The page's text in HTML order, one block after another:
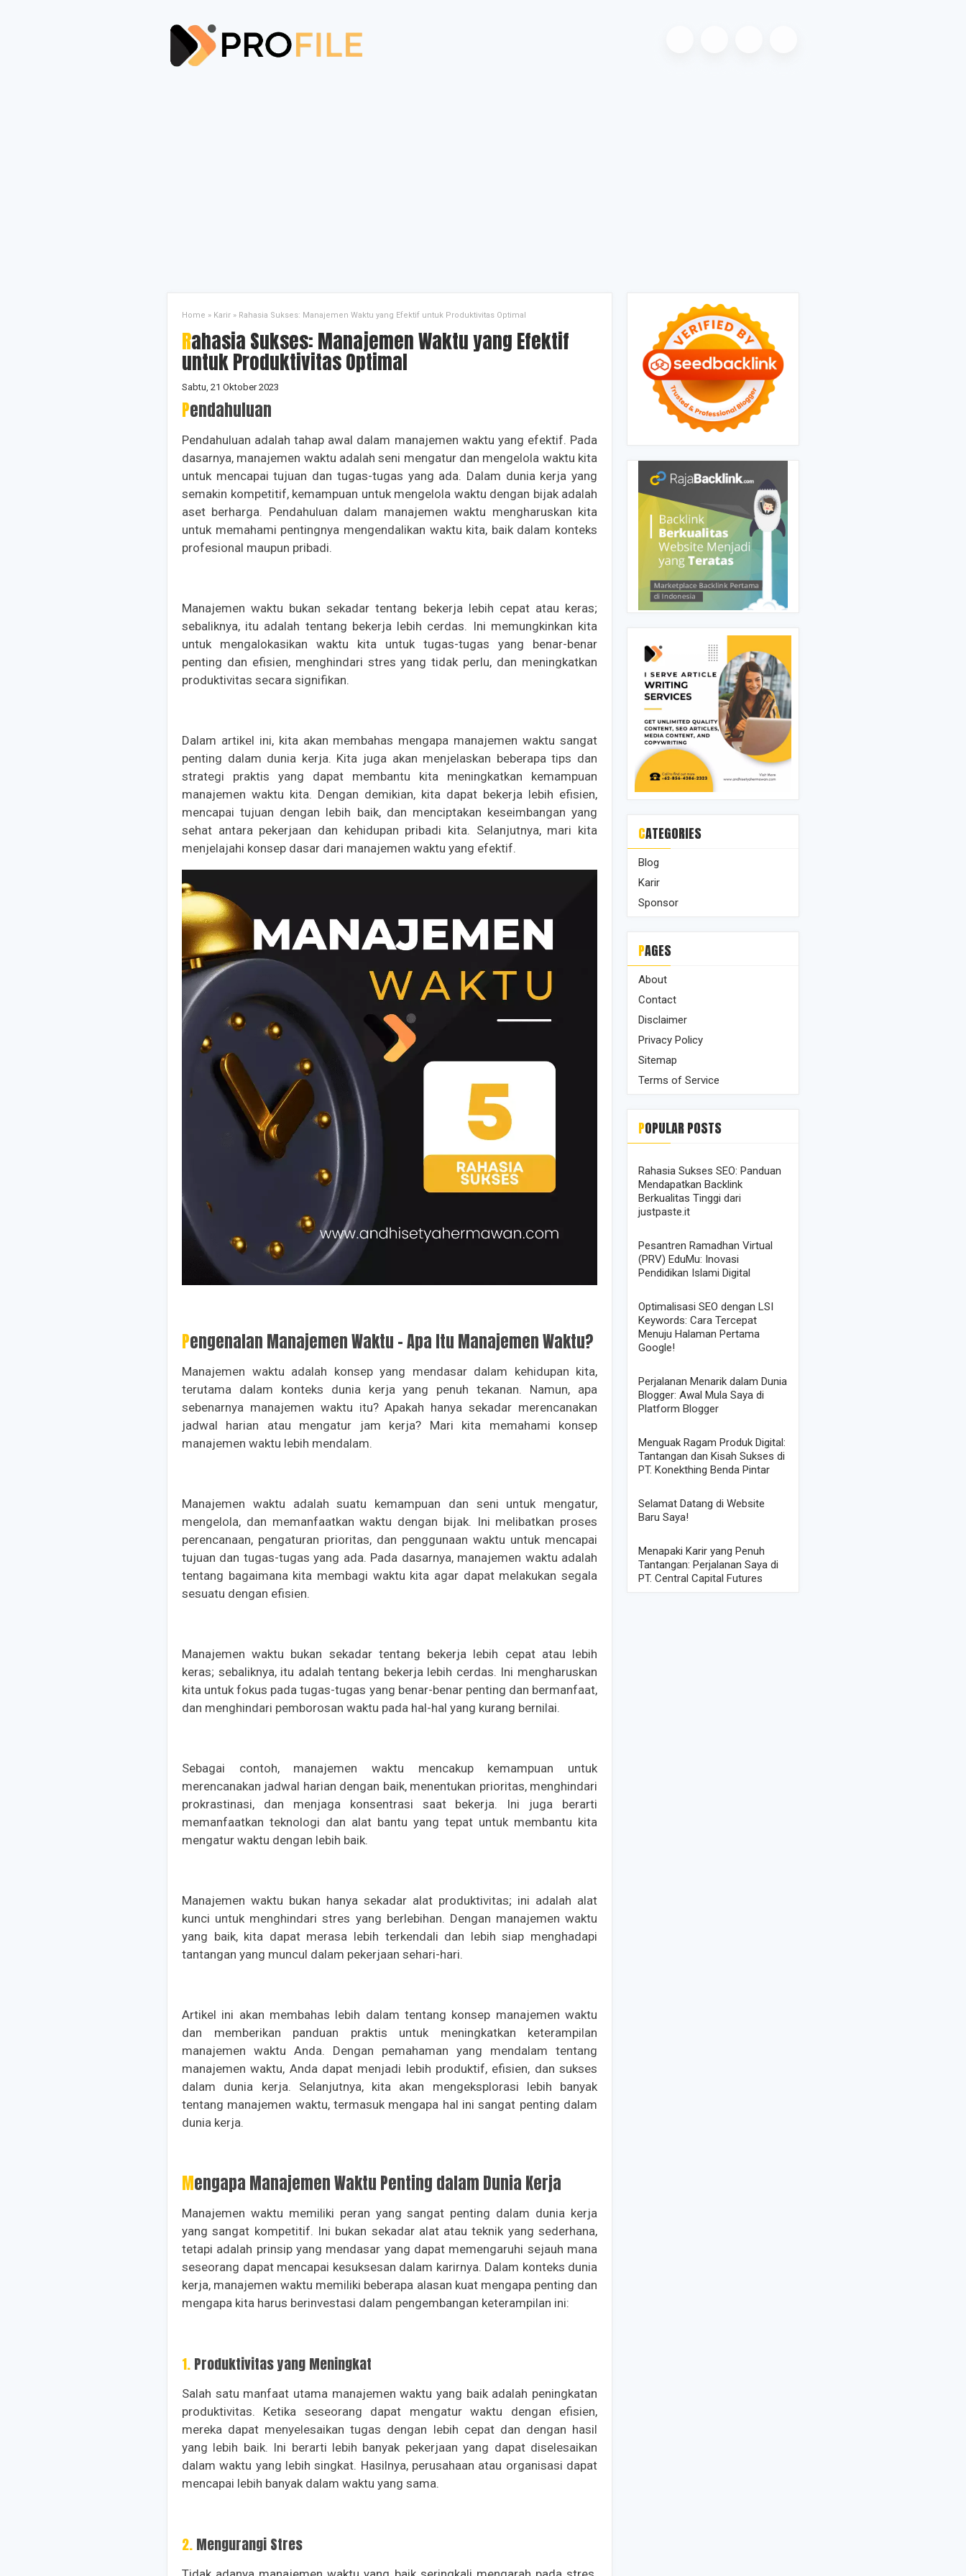
Home » Karir » Rahasia Sukses: Manajemen Waktu yang Efektif untuk Produktivitas Optimal
Rahasia Sukses: Manajemen Waktu yang Efektif
untuk Produktivitas Optimal
Sabtu, 21 Oktober 2023
Pendahuluan
Pendahuluan adalah tahap awal dalam manajemen waktu yang efektif. Pada
dasarnya, manajemen waktu adalah seni mengatur dan mengelola waktu kita
untuk mencapai tujuan dan tugas-tugas yang ada. Dalam dunia kerja yang
semakin kompetitif, kemampuan untuk mengelola waktu dengan bijak adalah
aset berharga. Pendahuluan dalam manajemen waktu mengharuskan kita
untuk memahami pentingnya mengendalikan waktu kita, baik dalam konteks
profesional maupun pribadi.
Manajemen waktu bukan sekadar tentang bekerja lebih cepat atau keras;
sebaliknya, itu adalah tentang bekerja lebih cerdas. Ini memungkinkan kita
untuk mengalokasikan waktu kita untuk tugas-tugas yang benar-benar
penting dan efisien, menghindari stres yang tidak perlu, dan meningkatkan
produktivitas secara signifikan.
Dalam artikel ini, kita akan membahas mengapa manajemen waktu sangat
penting dalam dunia kerja. Kita juga akan menjelaskan beberapa tips dan
strategi praktis yang dapat membantu kita meningkatkan kemampuan
manajemen waktu kita. Dengan demikian, kita dapat bekerja lebih efisien,
mencapai tujuan dengan lebih baik, dan menciptakan keseimbangan yang
sehat antara pekerjaan dan kehidupan pribadi kita. Selanjutnya, mari kita
menjelajahi konsep dasar dari manajemen waktu yang efektif.
Pengenalan Manajemen Waktu - Apa Itu Manajemen Waktu?
Manajemen waktu adalah konsep yang mendasar dalam kehidupan kita,
terutama dalam konteks dunia kerja yang penuh tekanan. Namun, apa
sebenarnya manajemen waktu itu? Apakah hanya sekadar merencanakan
jadwal harian atau mengatur jam kerja? Mari kita memahami konsep
manajemen waktu lebih mendalam.
Manajemen waktu adalah suatu kemampuan dan seni untuk mengatur,
mengelola, dan memanfaatkan waktu dengan bijak. Ini melibatkan proses
perencanaan, pengaturan prioritas, dan penggunaan waktu untuk mencapai
tujuan dan tugas-tugas yang ada. Pada dasarnya, manajemen waktu adalah
tentang bagaimana kita membagi waktu kita agar dapat melakukan segala
sesuatu dengan efisien.
Manajemen waktu bukan sekadar tentang bekerja lebih cepat atau lebih
keras; sebaliknya, itu adalah tentang bekerja lebih cerdas. Ini mengharuskan
kita untuk fokus pada tugas-tugas yang benar-benar penting dan bermanfaat,
dan menghindari pemborosan waktu pada hal-hal yang kurang bernilai.
Sebagai contoh, manajemen waktu mencakup kemampuan untuk
merencanakan jadwal harian dengan baik, menentukan prioritas, menghindari
prokrastinasi, dan menjaga konsentrasi saat bekerja. Ini juga berarti
memanfaatkan teknologi dan alat bantu yang tepat untuk membantu kita
mengatur waktu dengan lebih baik.
Manajemen waktu bukan hanya sekadar alat produktivitas; ini adalah alat
kunci untuk menghindari stres yang berlebihan. Dengan manajemen waktu
yang baik, kita dapat merasa lebih terkendali dan lebih siap menghadapi
tantangan yang muncul dalam pekerjaan sehari-hari.
Artikel ini akan membahas lebih dalam tentang konsep manajemen waktu
dan memberikan panduan praktis untuk meningkatkan keterampilan
manajemen waktu Anda. Dengan pemahaman yang mendalam tentang
manajemen waktu, Anda dapat menjadi lebih produktif, efisien, dan sukses
dalam dunia kerja. Selanjutnya, kita akan mengeksplorasi lebih banyak
tentang manajemen waktu, termasuk mengapa hal ini sangat penting dalam
dunia kerja.
Mengapa Manajemen Waktu Penting dalam Dunia Kerja
Manajemen waktu memiliki peran yang sangat penting dalam dunia kerja
yang sangat kompetitif. Ini bukan sekadar alat atau teknik yang sederhana,
tetapi adalah prinsip yang mendasar yang dapat memengaruhi sejauh mana
seseorang dapat mencapai kesuksesan dalam karirnya. Dalam konteks dunia
kerja, manajemen waktu memiliki beberapa alasan kuat mengapa penting dan
mengapa kita harus berinvestasi dalam pengembangan keterampilan ini:
1. Produktivitas yang Meningkat
Salah satu manfaat utama manajemen waktu yang baik adalah peningkatan
produktivitas. Ketika seseorang dapat mengatur waktu dengan efisien,
mereka dapat menyelesaikan tugas dengan lebih cepat dan dengan hasil
yang lebih baik. Ini berarti lebih banyak pekerjaan yang dapat diselesaikan
dalam waktu yang lebih singkat. Hasilnya, perusahaan atau organisasi dapat
mencapai lebih banyak dalam waktu yang sama.
2. Mengurangi Stres
CATEGORIES
Blog
Karir
Sponsor
PAGES
About
Contact
Disclaimer
Privacy Policy
Sitemap
Terms of Service
POPULAR POSTS
Rahasia Sukses SEO: Panduan
Mendapatkan Backlink
Berkualitas Tinggi dari
justpaste.it
Pesantren Ramadhan Virtual
(PRV) EduMu: Inovasi
Pendidikan Islami Digital
Optimalisasi SEO dengan LSI
Keywords: Cara Tercepat
Menuju Halaman Pertama
Google!
Perjalanan Menarik dalam Dunia
Blogger: Awal Mula Saya di
Platform Blogger
Menguak Ragam Produk Digital:
Tantangan dan Kisah Sukses di
PT. Konekthing Benda Pintar
Selamat Datang di Website
Baru Saya!
Menapaki Karir yang Penuh
Tantangan: Perjalanan Saya di
PT. Central Capital Futures